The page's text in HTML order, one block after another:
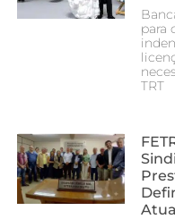
para
TRT